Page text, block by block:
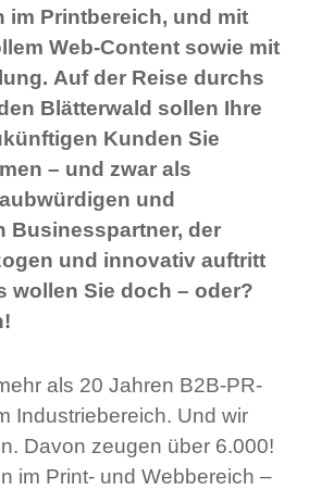
im Printbereich, und mit
Web-Content sowie mit
Auf der Reise durchs
Blätterwald sollen Ihre
Kunden Sie
– und zwar als
und
Businesspartner, der
und innovativ auftritt
wollen Sie doch – oder?
als 20 Jahren B2B-PR-
Industriebereich. Und wir
Davon zeugen über 6.000!
im Print- und Webbereich –